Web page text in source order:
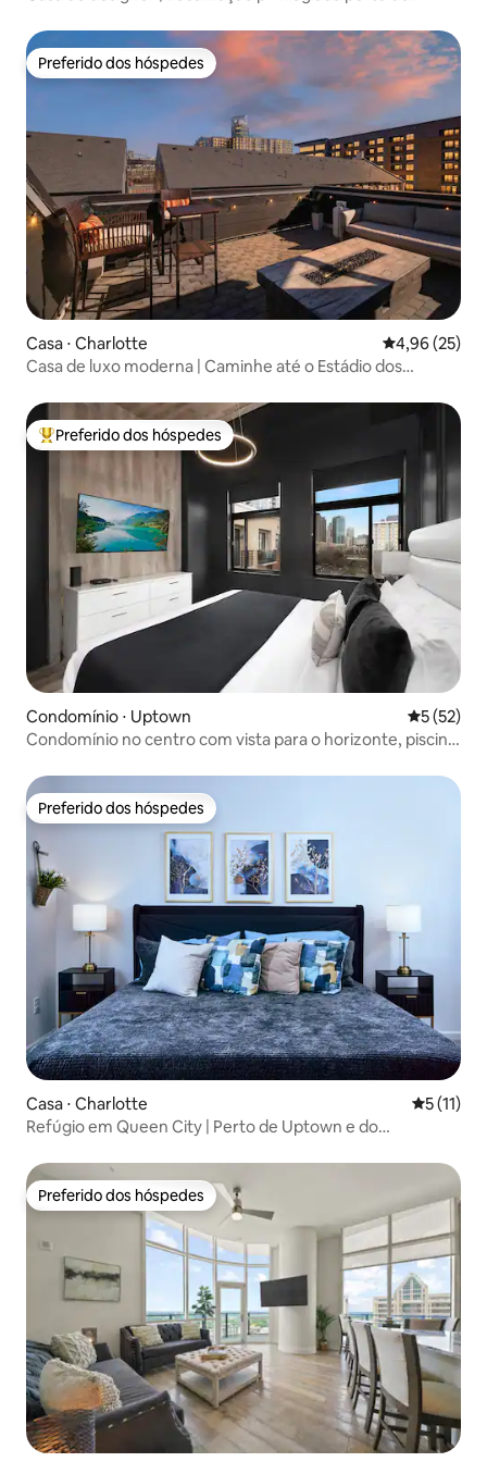
Preferido dos hóspedes
Preferido dos hóspedes
Casa ⋅ Charlotte 4,96 de uma
4,96 (25)
Casa de luxo moderna | Caminhe até o Estádio dos
Entre os melhores preferidos dos hóspedes
Preferido dos hóspedes
Condomínio ⋅ Uptown 5 de uma
5 (52)
Condomínio no centro com vista para o horizonte, piscina
Preferido dos hóspedes
Preferido dos hóspedes
Casa ⋅ Charlotte 5 de uma
5 (11)
Refúgio em Queen City | Perto de Uptown e do
Preferido dos hóspedes
Preferido dos hóspedes